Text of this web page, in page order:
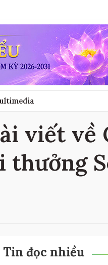
viết về
thưởng
Tin đọc nhiều